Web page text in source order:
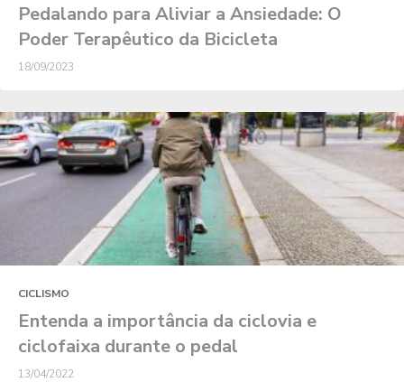
Pedalando para Aliviar a Ansiedade: O
Poder Terapêutico da Bicicleta
18/09/2023
CICLISMO
Entenda a importância da ciclovia e
ciclofaixa durante o pedal
13/04/2022